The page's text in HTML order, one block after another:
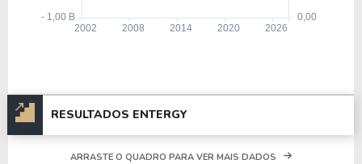
RESULTADOS ENTERGY
ARRASTE O QUADRO PARA VER MAIS DADOS